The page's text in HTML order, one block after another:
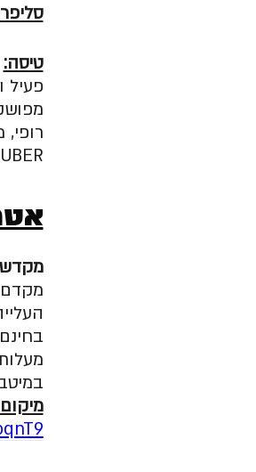
טיסה:
UBER
מקדש
מקדם